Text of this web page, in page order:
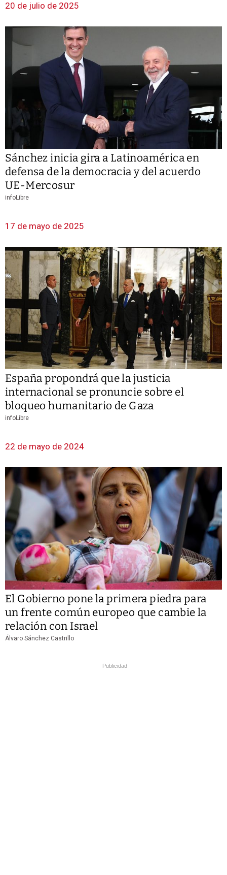
20 de julio de 2025
Sánchez inicia gira a Latinoamérica en
defensa de la democracia y del acuerdo
UE-Mercosur
infoLibre
17 de mayo de 2025
España propondrá que la justicia
internacional se pronuncie sobre el
bloqueo humanitario de Gaza
infoLibre
22 de mayo de 2024
El Gobierno pone la primera piedra para
un frente común europeo que cambie la
relación con Israel
Álvaro Sánchez Castrillo
Publicidad